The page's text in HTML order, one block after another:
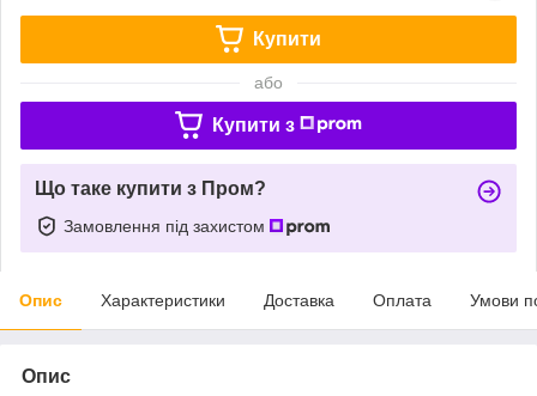
Купити
або
Купити з
Що таке купити з Пром?
Замовлення під захистом
Опис Характеристики Доставка Оплата Умови
Опис